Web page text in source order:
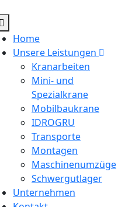
Home
Unsere Leistungen
Kranarbeiten
Mini- und
Spezialkrane
Mobilbaukrane
IDROGRU
Transporte
Montagen
Maschinenumzüge
Schwergutlager
Unternehmen